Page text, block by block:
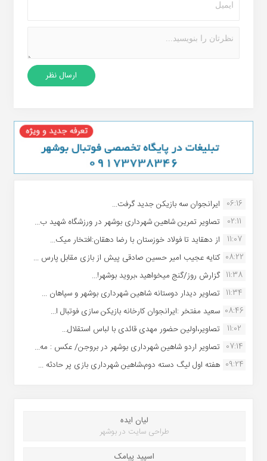
06:16 ایرانجوان سه بازیکن جدید گرفت...
02:11
تصاویر تمرین شاهین شهردارى بوشهر در ورزشگاه شهید ب...
11:07
از دهقاید تا فولاد خوزستان با رضا دهقان:افتخار میک...
08:22 کنایه عجیب امیر حسین صادقی پیش از بازی مقابل پارس ...
11:38 گزارش روز/گنج میخواهید ،بروید بوشهر!...
11:34 تصاویر دیدار دوستانه شاهین شهردارى بوشهر و سپاهان ...
08:46 سعید مفتخر :ایرانجوان کارخانه بازیکن سازی فوتبال ا...
11:02
تصاویر،اولین حضور مهدی قائدی با لباس استقلال...
07:14 تصاویر اردو شاهین شهرداری بوشهر در بروجن/ عکس : مه...
09:24 هفته اول لیگ دسته دوم،شاهین شهرداری بازی پر حادثه ...
لیان ایده
طراحی سایت در بوشهر
اسپید پیامک